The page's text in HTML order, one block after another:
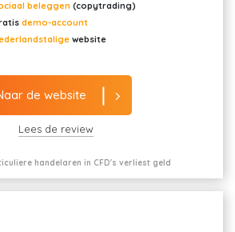
beleggen (copytrading)
demo-account
website
de website
Lees de review
handelaren in CFD's verliest geld